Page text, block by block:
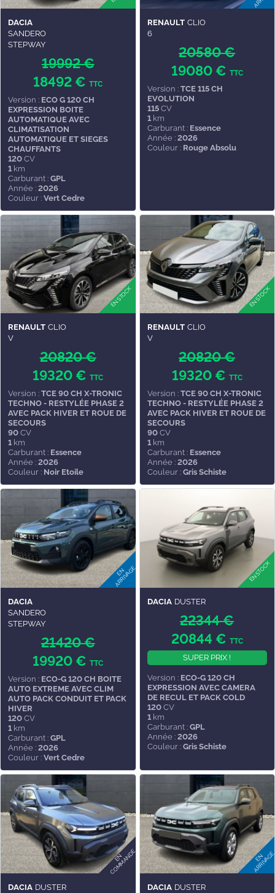
DACIA
SANDERO
STEPWAY
19992 €
18492 €TTC
Version : ECO G 120 CH
EXPRESSION BOITE
AUTOMATIQUE AVEC
CLIMATISATION
AUTOMATIQUE ET SIEGES
CHAUFFANTS
120 CV
1 km
Carburant : GPL
Année : 2026
Couleur : Vert Cedre
RENAULT CLIO
6
20580 €
19080 € TTC
Version : TCE 115 CH
EVOLUTION
115CV
1km
Carburant : Essence
Année : 2026
Couleur : Rouge Absolu
RENAULT CLIO
V
20820 €
19320 €TTC
Version : TCE 90 CH X-TRONIC
TECHNO - RESTYLÉE PHASE 2
AVEC PACK HIVER ET ROUE DE
SECOURS
90 CV
1 km
Carburant : Essence
Année : 2026
Couleur : Noir Etoile
RENAULT CLIO
V
20820 €
19320 € TTC
Version : TCE 90 CH X-TRONIC
TECHNO - RESTYLÉE PHASE 2
AVEC PACK HIVER ET ROUE DE
SECOURS
90CV
1km
Carburant : Essence
Année : 2026
Couleur : Gris Schiste
DACIA
SANDERO
STEPWAY
21420 €
19920 €TTC
Version : ECO-G 120 CH BOITE
AUTO EXTREME AVEC CLIM
AUTO PACK CONDUIT ET PACK
HIVER
120 CV
1 km
Carburant : GPL
Année : 2026
Couleur : Vert Cedre
DACIA DUSTER
22344 €
20844 € TTC
SUPER PRIX !
Version : ECO-G 120 CH
EXPRESSION AVEC CAMERA
DE RECUL ET PACK COLD
120CV
1km
Carburant : GPL
Année : 2026
Couleur : Gris Schiste
DACIA DUSTER
DACIA DUSTER